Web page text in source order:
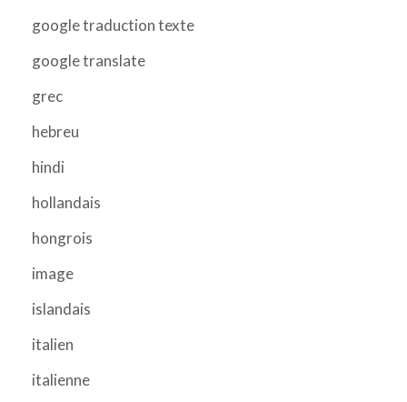
google traduction texte
google translate
grec
hebreu
hindi
hollandais
hongrois
image
islandais
italien
italienne